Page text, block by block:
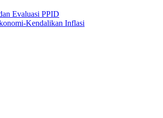
Evaluasi PPID
Kendalikan Inflasi